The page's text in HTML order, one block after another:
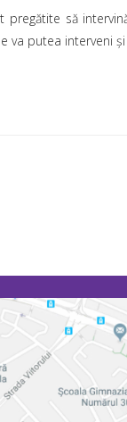
pregătite să
va putea interveni